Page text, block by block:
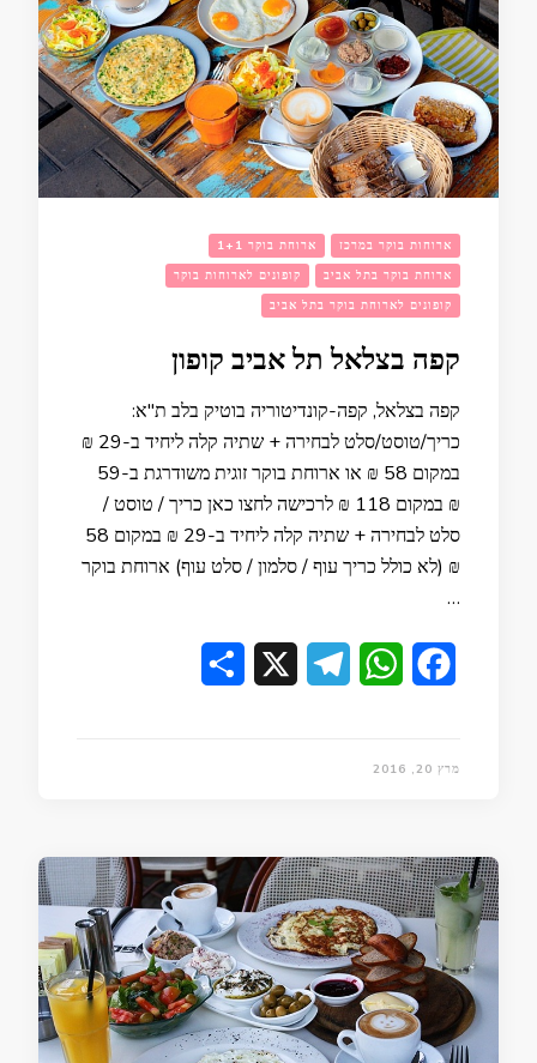
ארוחות בוקר במרכז
ארוחת בוקר 1+1
ארוחת בוקר בתל אביב
קופונים לארוחות בוקר
קופונים לארוחת בוקר בתל אביב
קפה בצלאל תל אביב קופון
קפה בצלאל, קפה-קונדיטוריה בוטיק בלב ת"א:
כריך/טוסט/סלט לבחירה + שתיה קלה ליחיד ב-29 ₪
במקום 58 ₪ או ארוחת בוקר זוגית משודרגת ב-59
₪ במקום 118 ₪ לרכישה לחצו כאן כריך / טוסט /
סלט לבחירה + שתיה קלה ליחיד ב-29 ₪ במקום 58
₪ (לא כולל כריך עוף / סלמון / סלט עוף) ארוחת בוקר
…
Facebook
WhatsApp
Telegram
מרץ 20, 2016